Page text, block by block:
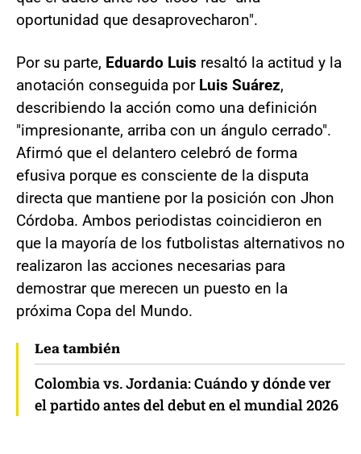
oportunidad que desaprovecharon".
Por su parte, Eduardo Luis resaltó la actitud y la
anotación conseguida por Luis Suárez,
describiendo la acción como una definición
"impresionante, arriba con un ángulo cerrado".
Afirmó que el delantero celebró de forma
efusiva porque es consciente de la disputa
directa que mantiene por la posición con Jhon
Córdoba. Ambos periodistas coincidieron en
que la mayoría de los futbolistas alternativos no
realizaron las acciones necesarias para
demostrar que merecen un puesto en la
próxima Copa del Mundo.
Lea también
Colombia vs. Jordania: Cuándo y dónde ver
el partido antes del debut en el mundial 2026